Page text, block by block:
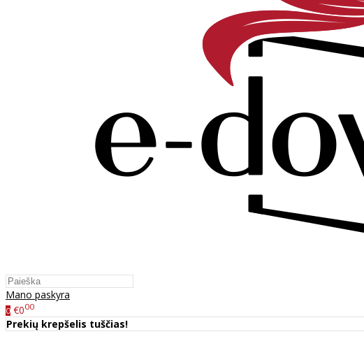
Mano paskyra
0 €000
Prekių krepšelis tuščias!